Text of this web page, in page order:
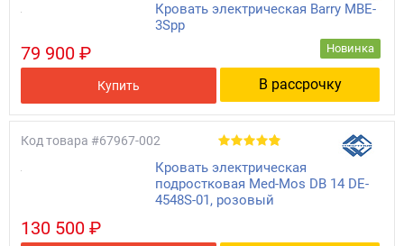
Кровать электрическая Barry MBE-
3Spp
Новинка
79 900 ₽
Купить В рассрочку
Код товара #67967-002
Кровать электрическая
подростковая Med-Mos DB 14 DE-
4548S-01, розовый
130 500 ₽